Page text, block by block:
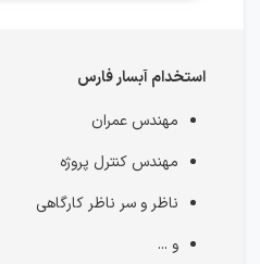
استخدام آبسار فارس
مهندس عمران
مهندس کنترل پروژه
ناظر و سر ناظر کارگاهی
و ...